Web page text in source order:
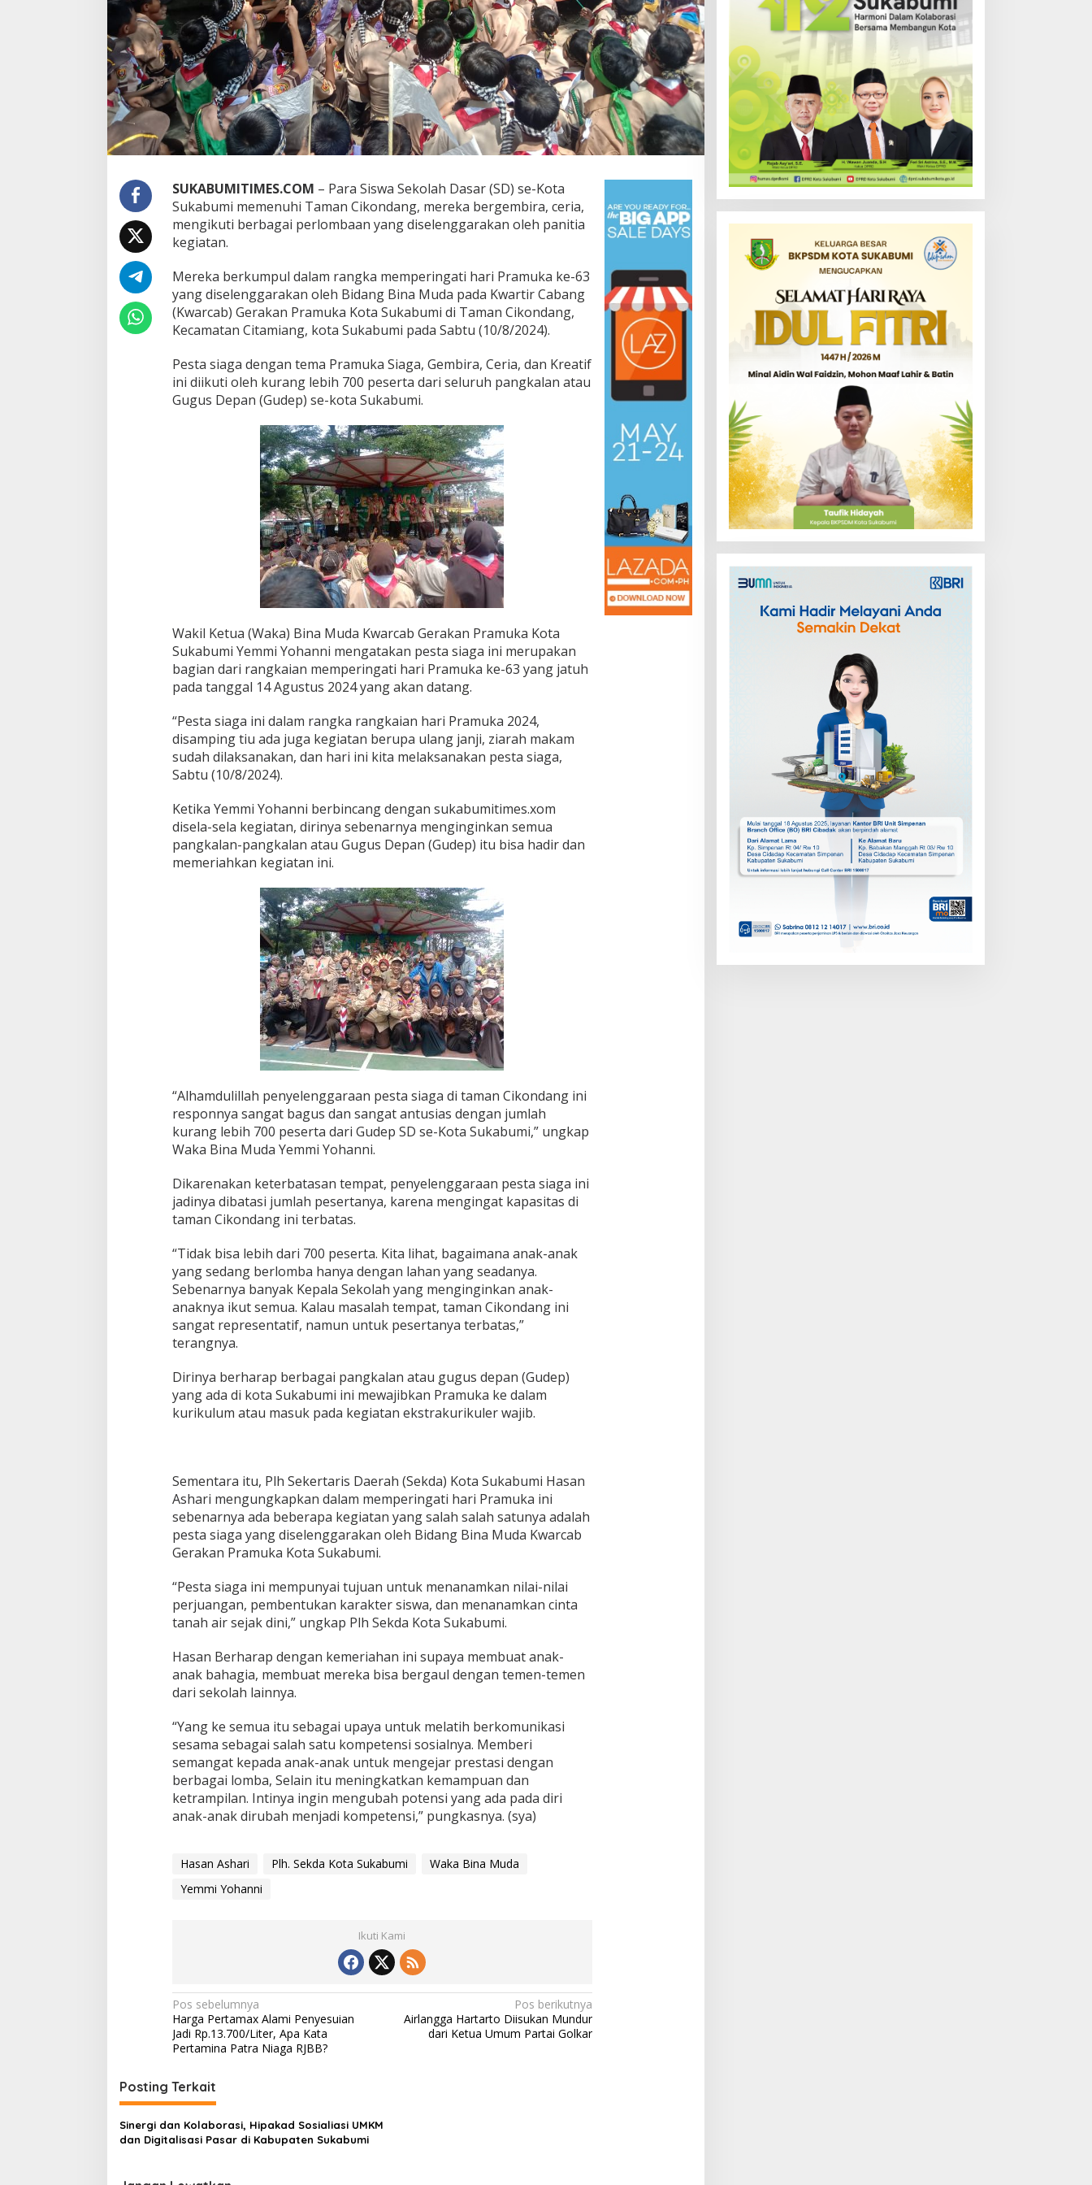
k
t
e
r
A
n
a
k
,
Y
m
:
h
a
r
p
r
a
m
u
a
k
r
i
u
l
e
r
W
j
b
D
i
SUKABUMITIMES.COM – Para Siswa Sekolah Dasar (SD) se-Kota
Sukabumi memenuhi Taman Cikondang, mereka bergembira, ceria,
mengikuti berbagai perlombaan yang diselenggarakan oleh panitia
kegiatan.
Mereka berkumpul dalam rangka memperingati hari Pramuka ke-63
yang diselenggarakan oleh Bidang Bina Muda pada Kwartir Cabang
(Kwarcab) Gerakan Pramuka Kota Sukabumi di Taman Cikondang,
Kecamatan Citamiang, kota Sukabumi pada Sabtu (10/8/2024).
Pesta siaga dengan tema Pramuka Siaga, Gembira, Ceria, dan Kreatif
ini diikuti oleh kurang lebih 700 peserta dari seluruh pangkalan atau
Gugus Depan (Gudep) se-kota Sukabumi.
Wakil Ketua (Waka) Bina Muda Kwarcab Gerakan Pramuka Kota
Sukabumi Yemmi Yohanni mengatakan pesta siaga ini merupakan
bagian dari rangkaian memperingati hari Pramuka ke-63 yang jatuh
pada tanggal 14 Agustus 2024 yang akan datang.
“Pesta siaga ini dalam rangka rangkaian hari Pramuka 2024,
disamping tiu ada juga kegiatan berupa ulang janji, ziarah makam
sudah dilaksanakan, dan hari ini kita melaksanakan pesta siaga,
Sabtu (10/8/2024).
Ketika Yemmi Yohanni berbincang dengan sukabumitimes.xom
disela-sela kegiatan, dirinya sebenarnya menginginkan semua
pangkalan-pangkalan atau Gugus Depan (Gudep) itu bisa hadir dan
memeriahkan kegiatan ini.
“Alhamdulillah penyelenggaraan pesta siaga di taman Cikondang ini
responnya sangat bagus dan sangat antusias dengan jumlah
kurang lebih 700 peserta dari Gudep SD se-Kota Sukabumi,” ungkap
Waka Bina Muda Yemmi Yohanni.
Dikarenakan keterbatasan tempat, penyelenggaraan pesta siaga ini
jadinya dibatasi jumlah pesertanya, karena mengingat kapasitas di
taman Cikondang ini terbatas.
“Tidak bisa lebih dari 700 peserta. Kita lihat, bagaimana anak-anak
yang sedang berlomba hanya dengan lahan yang seadanya.
Sebenarnya banyak Kepala Sekolah yang menginginkan anak-
anaknya ikut semua. Kalau masalah tempat, taman Cikondang ini
sangat representatif, namun untuk pesertanya terbatas,”
terangnya.
Dirinya berharap berbagai pangkalan atau gugus depan (Gudep)
yang ada di kota Sukabumi ini mewajibkan Pramuka ke dalam
kurikulum atau masuk pada kegiatan ekstrakurikuler wajib.
Sementara itu, Plh Sekertaris Daerah (Sekda) Kota Sukabumi Hasan
Ashari mengungkapkan dalam memperingati hari Pramuka ini
sebenarnya ada beberapa kegiatan yang salah salah satunya adalah
pesta siaga yang diselenggarakan oleh Bidang Bina Muda Kwarcab
Gerakan Pramuka Kota Sukabumi.
“Pesta siaga ini mempunyai tujuan untuk menanamkan nilai-nilai
perjuangan, pembentukan karakter siswa, dan menanamkan cinta
tanah air sejak dini,” ungkap Plh Sekda Kota Sukabumi.
Hasan Berharap dengan kemeriahan ini supaya membuat anak-
anak bahagia, membuat mereka bisa bergaul dengan temen-temen
dari sekolah lainnya.
“Yang ke semua itu sebagai upaya untuk melatih berkomunikasi
sesama sebagai salah satu kompetensi sosialnya. Memberi
semangat kepada anak-anak untuk mengejar prestasi dengan
berbagai lomba, Selain itu meningkatkan kemampuan dan
ketrampilan. Intinya ingin mengubah potensi yang ada pada diri
anak-anak dirubah menjadi kompetensi,” pungkasnya. (sya)
Hasan Ashari Plh. Sekda Kota Sukabumi
Waka Bina Muda
Yemmi Yohanni
Ikuti Kami
N
a
v
i
g
a
s
Pos sebelumnya
Harga Pertamax Alami Penyesuian
Jadi Rp.13.700/Liter, Apa Kata
Pertamina Patra Niaga RJBB?
Pos berikutnya
Airlangga Hartarto Diisukan Mundur
dari Ketua Umum Partai Golkar
Posting Terkait
Sinergi dan Kolaborasi, Hipakad Sosialiasi UMKM
dan Digitalisasi Pasar di Kabupaten Sukabumi